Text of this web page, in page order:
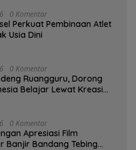
0 Komentar
Perkuat Pembinaan Atlet
Usia Dini
0 Komentar
Ruangguru, Dorong
Belajar Lewat Kreasi
0 Komentar
Apresiasi Film
Banjir Bandang Tebing